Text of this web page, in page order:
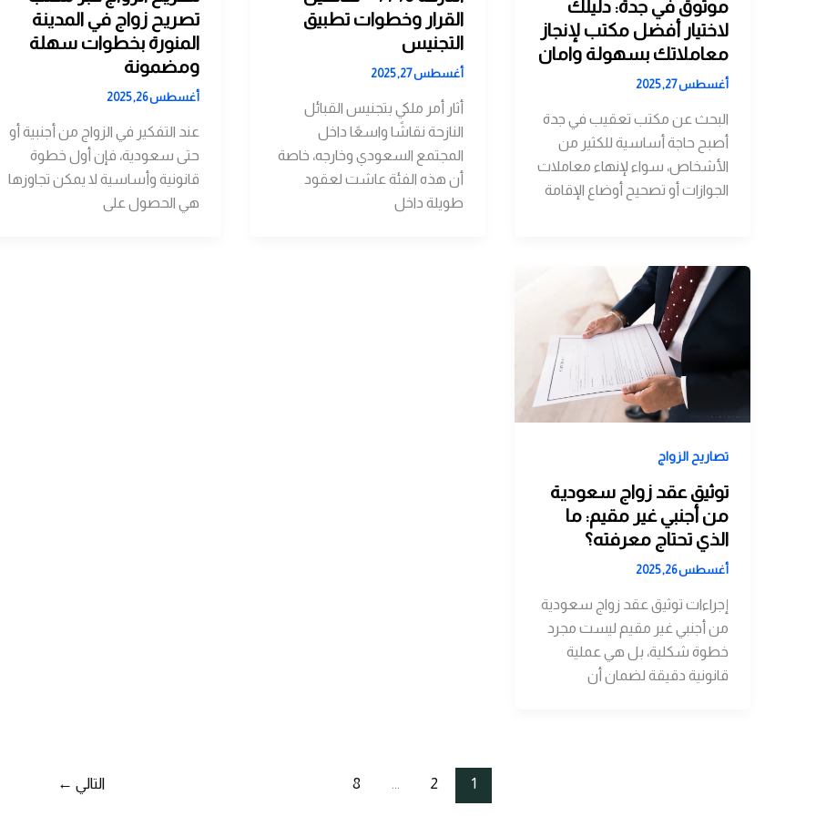
موثوق في جدة: دليلك
لاختيار أفضل مكتب لإنجاز
معاملاتك بسهولة وامان
أغسطس 27, 2025
البحث عن مكتب تعقيب في جدة
أصبح حاجة أساسية للكثير من
الأشخاص، سواء لإنهاء معاملات
الجوازات أو تصحيح أوضاع الإقامة
القرار وخطوات تطبيق
التجنيس
أغسطس 27, 2025
أثار أمر ملكي بتجنيس القبائل
النازحة نقاشًا واسعًا داخل
المجتمع السعودي وخارجه، خاصة
أن هذه الفئة عاشت لعقود
طويلة داخل
تصريح زواج في المدينة
المنورة بخطوات سهلة
ومضمونة
أغسطس 26, 2025
عند التفكير في الزواج من أجنبية أو
حتى سعودية، فإن أول خطوة
قانونية وأساسية لا يمكن تجاوزها
هي الحصول على
تصاريح الزواج
توثيق عقد زواج سعودية
من أجنبي غير مقيم: ما
الذي تحتاج معرفته؟
أغسطس 26, 2025
إجراءات توثيق عقد زواج سعودية
من أجنبي غير مقيم ليست مجرد
خطوة شكلية، بل هي عملية
قانونية دقيقة لضمان أن
1
2
8 التالي ←